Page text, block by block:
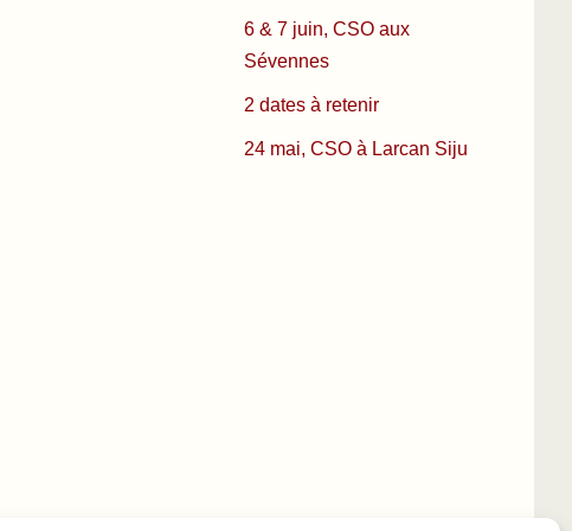
6 & 7 juin, CSO aux
Sévennes
2 dates à retenir
24 mai, CSO à Larcan Siju